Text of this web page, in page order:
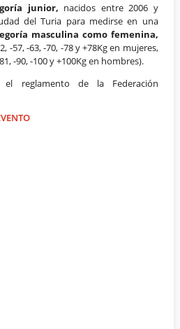
junior, nacidos entre 2006 y
del Turia para medirse en una
masculina como femenina,
-57, -63, -70, -78 y +78Kg en mujeres,
-90, -100 y +100Kg en hombres).
el reglamento de la Federación